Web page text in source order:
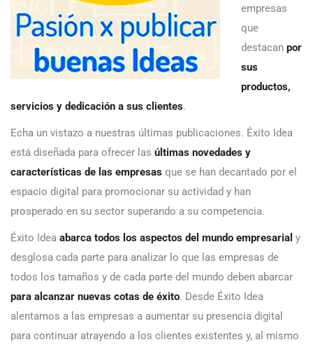
empresas
que
destacan por
sus
productos,
servicios y dedicación a sus clientes.
Echa un vistazo a nuestras últimas publicaciones. Éxito Idea
está diseñada para ofrecer las últimas novedades y
características de las empresas que se han decantado por el
espacio digital para promocionar su actividad y han
prosperado en su sector superando a su competencia.
Éxito Idea abarca todos los aspectos del mundo empresarial y
desglosa cada parte para analizar lo que las empresas de
todos los tamaños y de cada parte del mundo deben abarcar
para alcanzar nuevas cotas de éxito. Desde Éxito Idea
alentamos a las empresas a aumentar su presencia digital
para continuar atrayendo a los clientes existentes y, al mismo